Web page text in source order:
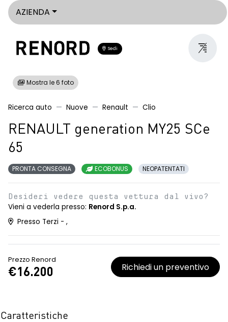
AZIENDA
Sedi
Mostra le 6 foto
Ricerca auto Nuove Renault Clio
RENAULT generation MY25 SCe
65
PRONTA CONSEGNA ECOBONUS NEOPATENTATI
Desideri vedere questa vettura dal vivo?
Vieni a vederla presso: Renord S.p.a.
Presso Terzi - ,
Prezzo Renord
€16.200 Richiedi un preventivo
Caratteristiche